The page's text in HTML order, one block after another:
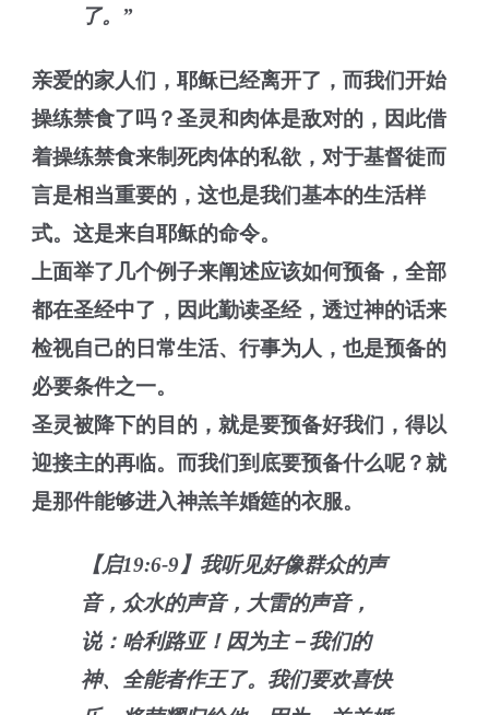
了。”
亲爱的家人们，耶稣已经离开了，而我们开始
操练禁食了吗？圣灵和肉体是敌对的，因此借
着操练禁食来制死肉体的私欲，对于基督徒而
言是相当重要的，这也是我们基本的生活样
式。这是来自耶稣的命令。
上面举了几个例子来阐述应该如何预备，全部
都在圣经中了，因此勤读圣经，透过神的话来
检视自己的日常生活、行事为人，也是预备的
必要条件之一。
圣灵被降下的目的，就是要预备好我们，得以
迎接主的再临。而我们到底要预备什么呢？就
是那件能够进入神羔羊婚筵的衣服。
【启19:6-9】我听见好像群众的声
音，众水的声音，大雷的声音，
说：哈利路亚！因为主－我们的
神、全能者作王了。我们要欢喜快